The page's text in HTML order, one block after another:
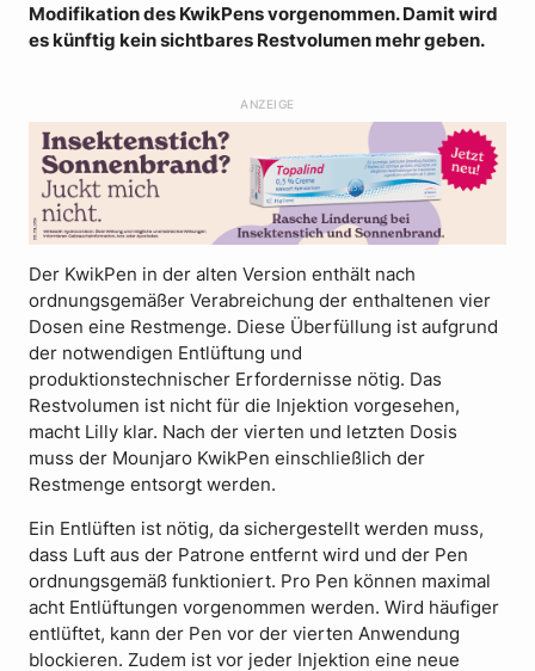
Modifikation des KwikPens vorgenommen. Damit wird
es künftig kein sichtbares Restvolumen mehr geben.
ANZEIGE
Der KwikPen in der alten Version enthält nach
ordnungsgemäßer Verabreichung der enthaltenen vier
Dosen eine Restmenge. Diese Überfüllung ist aufgrund
der notwendigen Entlüftung und
produktionstechnischer Erfordernisse nötig. Das
Restvolumen ist nicht für die Injektion vorgesehen,
macht Lilly klar. Nach der vierten und letzten Dosis
muss der Mounjaro KwikPen einschließlich der
Restmenge entsorgt werden.
Ein Entlüften ist nötig, da sichergestellt werden muss,
dass Luft aus der Patrone entfernt wird und der Pen
ordnungsgemäß funktioniert. Pro Pen können maximal
acht Entlüftungen vorgenommen werden. Wird häufiger
entlüftet, kann der Pen vor der vierten Anwendung
blockieren. Zudem ist vor jeder Injektion eine neue